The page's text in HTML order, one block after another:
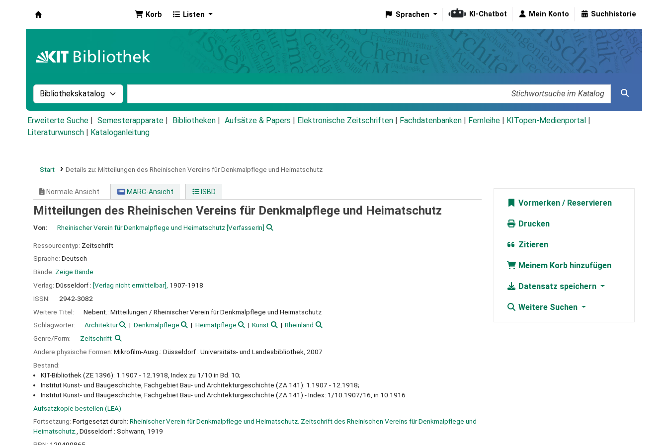
Korb Listen Sprachen KI-Chatbot Mein Konto Suchhistorie
Suche im Katalog nach:
Erweiterte Suche Semesterapparate Bibliotheken Aufsätze & Papers Elektronische Zeitschriften Fachdatenbanken Fernleihe KITopen-Medienportal
Literaturwunsch
Kataloganleitung
Start Details zu: Mitteilungen des Rheinischen Vereins für Denkmalpflege und Heimatschutz
Normale Ansicht MARC-Ansicht ISBD
Mitteilungen des Rheinischen Vereins für Denkmalpflege und Heimatschutz
Von: Rheinischer Verein für Denkmalpflege und Heimatschutz[VerfasserIn]
Ressourcentyp: Zeitschrift
Sprache: Deutsch
Bände: Zeige Bände
Verlag: Düsseldorf : [Verlag nicht ermittelbar], 1907-1918
ISSN:
2942-3082
Weitere Titel:
Nebent.: Mitteilungen / Rheinischer Verein für Denkmalpflege und Heimatschutz
Schlagwörter:
Architektur Denkmalpflege Heimatpflege Kunst
Rheinland
Genre/Form:
Zeitschrift
Andere physische Formen: Mikrofilm-Ausg.: Düsseldorf : Universitäts- und Landesbibliothek, 2007
Bestand:
KIT-Bibliothek (ZE 1396): 1.1907 - 12.1918, Index zu 1/10 in Bd. 10;
Institut Kunst- und Baugeschichte, Fachgebiet Bau- und Architekturgeschichte (ZA 141): 1.1907 - 12.1918;
Institut Kunst- und Baugeschichte, Fachgebiet Bau- und Architekturgeschichte (ZA 141) - Index: 1/10.1907/16, in 10.1916
Aufsatzkopie bestellen (LEA)
Fortsetzung: Fortgesetzt durch: Rheinischer Verein für Denkmalpflege und Heimatschutz. Zeitschrift des Rheinischen Vereins für Denkmalpflege und
Heimatschutz., Düsseldorf : Schwann, 1919
Vormerken
Drucken
Zitieren
Meinem Korb hinzufügen
Datensatz speichern
Weitere Suchen